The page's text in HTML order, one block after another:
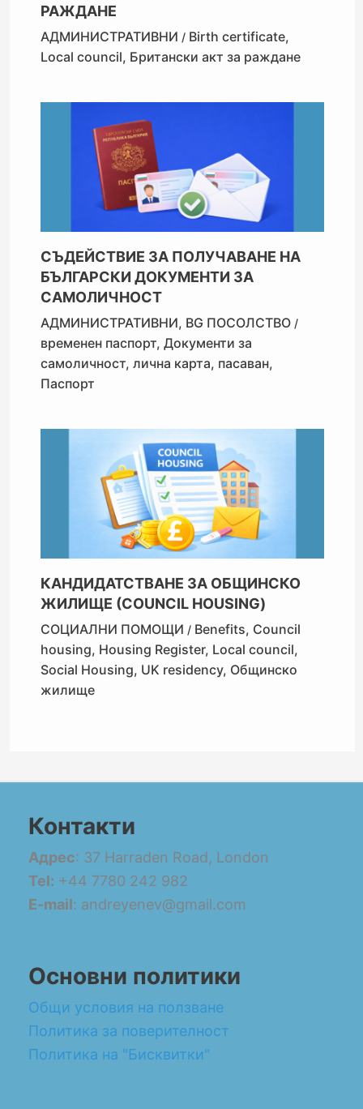
РАЖДАНЕ
АДМИНИСТРАТИВНИ / Birth certificate,
Local council, Британски акт за раждане
СЪДЕЙСТВИЕ ЗА ПОЛУЧАВАНЕ НА
БЪЛГАРСКИ ДОКУМЕНТИ ЗА
САМОЛИЧНОСТ
АДМИНИСТРАТИВНИ, BG ПОСОЛСТВО /
временен паспорт,Документи за
самоличност,лична карта, пасаван,
Паспорт
КАНДИДАТСТВАНЕ ЗА ОБЩИНСКО
ЖИЛИЩЕ (COUNCIL HOUSING)
СОЦИАЛНИ ПОМОЩИ / Benefits, Council
housing, Housing Register, Local council,
Social Housing, UK residency, Общинско
жилище
Контакти
Адрес: 37 Harraden Road, London
Tel: +44 7780 242 982
E-mail: andreyenev@gmail.com
Основни политики
Общи условия на ползване
Политика за поверителност
Политика на "Бисквитки"